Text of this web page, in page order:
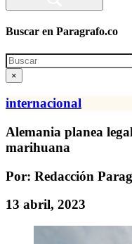
Buscar en Paragrafo.co
Search
×
internacional
Alemania planea
marihuana
Por: Redacción
13 abril, 2023